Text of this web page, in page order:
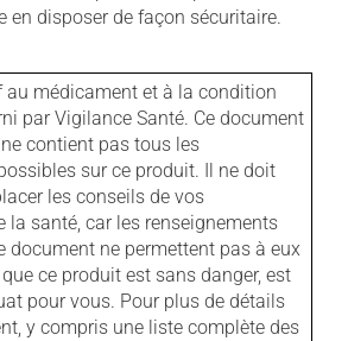
en disposer de façon sécuritaire.
au médicament et à la condition
par Vigilance Santé. Ce document
contient pas tous les
sur ce produit. Il ne doit
les conseils de vos
la santé, car les renseignements
document ne permettent pas à eux
ce produit est sans danger, est
pour vous. Pour plus de détails
y compris une liste complète des